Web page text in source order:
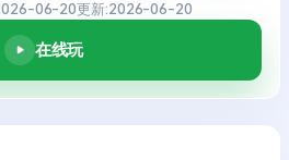
06-20更新:2026-06-20
在线玩